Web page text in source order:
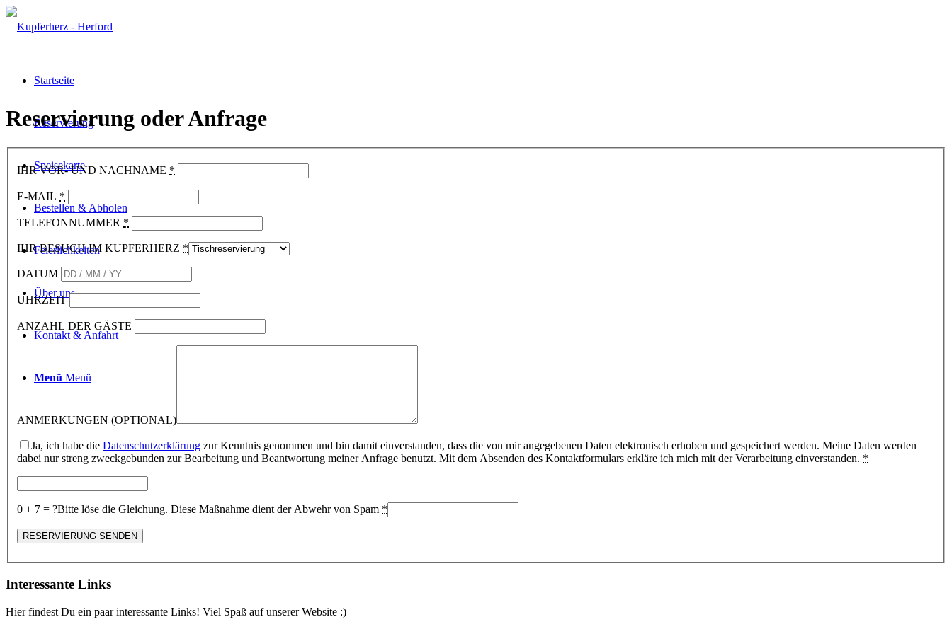
Startseite
Reservierung
Speisekarte
Bestellen & Abholen
Feierlichkeiten
Über uns
Kontakt & Anfahrt
Menü Menü
Reservierung oder Anfrage
IHR VOR- UND NACHNAME *
E-MAIL *
TELEFONNUMMER *
IHR BESUCH IM KUPFERHERZ *
DATUM
UHRZEIT
ANZAHL DER GÄSTE
ANMERKUNGEN (OPTIONAL)
Ja, ich habe die Datenschutzerklärung zur Kenntnis genommen und bin damit einverstanden, dass die von mir angegebenen Daten elektronisch erhoben und gespeichert werden. Meine Daten werden
dabei nur streng zweckgebunden zur Bearbeitung und Beantwortung meiner Anfrage benutzt. Mit dem Absenden des Kontaktformulars erkläre ich mich mit der Verarbeitung einverstanden. *
0 + 7 = ?Bitte löse die Gleichung. Diese Maßnahme dient der Abwehr von Spam *
Interessante Links
Hier findest Du ein paar interessante Links! Viel Spaß auf unserer Website :)